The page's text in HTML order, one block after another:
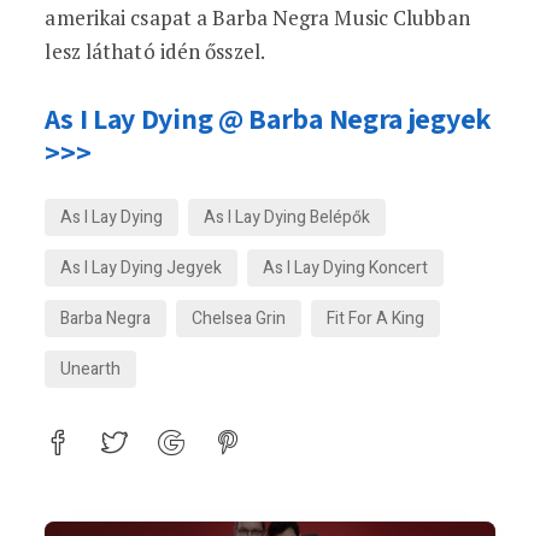
amerikai csapat a Barba Negra Music Clubban
lesz látható idén ősszel.
As I Lay Dying @ Barba Negra jegyek
>>>
As I Lay Dying
As I Lay Dying Belépők
As I Lay Dying Jegyek
As I Lay Dying Koncert
Barba Negra
Chelsea Grin
Fit For A King
Unearth